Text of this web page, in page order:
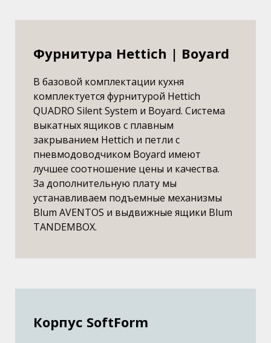
Фурнитура Hettich | Boyard
В базовой комплектации кухня
комплектуется фурнитурой Hettich
QUADRO Silent System и Boyard. Система
выкатных ящиков с плавным
закрыванием Hettich и петли с
пневмодоводчиком Boyard имеют
лучшее соотношение цены и качества.
За дополнительную плату мы
устанавливаем подъемные механизмы
Blum AVENTOS и выдвижные ящики Blum
TANDEMBOX.
Корпус SoftForm